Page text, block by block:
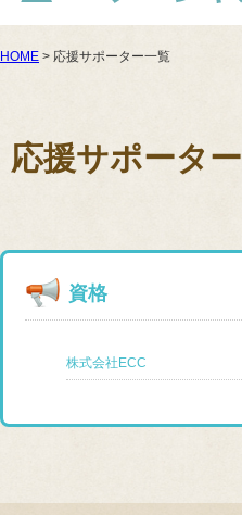
HOME > 応援サポーター一覧
応援サポータ
資格
株式会社ECC